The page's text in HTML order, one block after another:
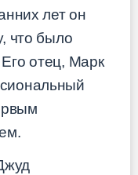
лет он
что было
отец, Марк